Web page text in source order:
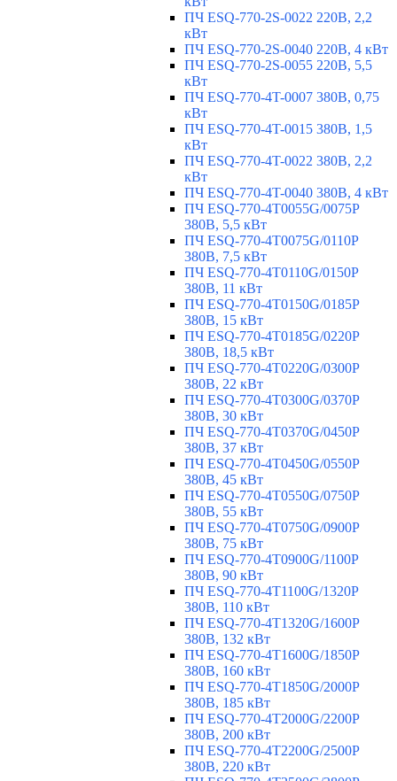
ПЧ ESQ-770-2S-0022 220В, 2,2
кВт
ПЧ ESQ-770-2S-0040 220В, 4 кВт
ПЧ ESQ-770-2S-0055 220В, 5,5
кВт
ПЧ ESQ-770-4T-0007 380В, 0,75
кВт
ПЧ ESQ-770-4T-0015 380В, 1,5
кВт
ПЧ ESQ-770-4T-0022 380В, 2,2
кВт
ПЧ ESQ-770-4T-0040 380В, 4 кВт
ПЧ ESQ-770-4T0055G/0075P
380В, 5,5 кВт
ПЧ ESQ-770-4T0075G/0110P
380В, 7,5 кВт
ПЧ ESQ-770-4T0110G/0150P
380В, 11 кВт
ПЧ ESQ-770-4T0150G/0185P
380В, 15 кВт
ПЧ ESQ-770-4T0185G/0220P
380В, 18,5 кВт
ПЧ ESQ-770-4T0220G/0300P
380В, 22 кВт
ПЧ ESQ-770-4T0300G/0370P
380В, 30 кВт
ПЧ ESQ-770-4T0370G/0450P
380В, 37 кВт
ПЧ ESQ-770-4T0450G/0550P
380В, 45 кВт
ПЧ ESQ-770-4T0550G/0750P
380В, 55 кВт
ПЧ ESQ-770-4T0750G/0900P
380В, 75 кВт
ПЧ ESQ-770-4T0900G/1100P
380В, 90 кВт
ПЧ ESQ-770-4T1100G/1320P
380В, 110 кВт
ПЧ ESQ-770-4T1320G/1600P
380В, 132 кВт
ПЧ ESQ-770-4T1600G/1850P
380В, 160 кВт
ПЧ ESQ-770-4T1850G/2000P
380В, 185 кВт
ПЧ ESQ-770-4T2000G/2200P
380В, 200 кВт
ПЧ ESQ-770-4T2200G/2500P
380В, 220 кВт